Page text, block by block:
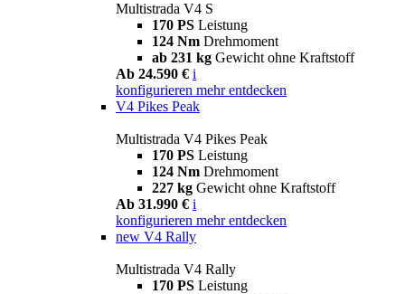
Multistrada V4 S
170 PS Leistung
124 Nm Drehmoment
ab 231 kg Gewicht ohne Kraftstoff
Ab 24.590 € i
konfigurieren mehr entdecken
V4 Pikes Peak
Multistrada V4 Pikes Peak
170 PS Leistung
124 Nm Drehmoment
227 kg Gewicht ohne Kraftstoff
Ab 31.990 € i
konfigurieren mehr entdecken
new V4 Rally
Multistrada V4 Rally
170 PS Leistung